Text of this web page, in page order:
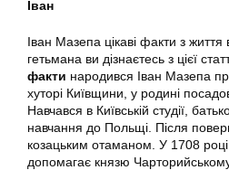
Іван
Іван Мазепа цікаві факти з життя
гетьмана ви дізнаєтесь з цієї
факти народився Іван Мазепа
хуторі Київщини, у родині
Навчався в Київській студії,
навчання до Польщі. Після
козацьким отаманом. У 1708
допомагає князю